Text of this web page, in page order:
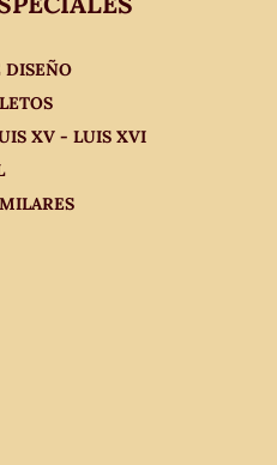
DISEÑO
XV - LUIS XVI